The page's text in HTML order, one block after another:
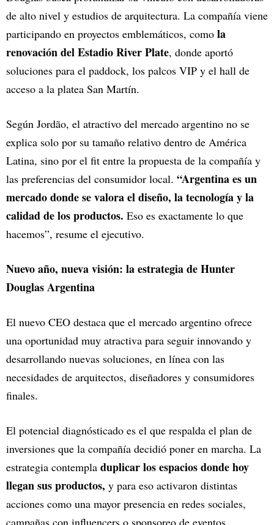
de alto nivel y estudios de arquitectura. La compañía viene
participando en proyectos emblemáticos, como la
renovación del Estadio River Plate, donde aportó
soluciones para el paddock, los palcos VIP y el hall de
acceso a la platea San Martín.
Según Jordão, el atractivo del mercado argentino no se
explica solo por su tamaño relativo dentro de América
Latina, sino por el fit entre la propuesta de la compañía y
las preferencias del consumidor local. “Argentina es un
mercado donde se valora el diseño, la tecnología y la
calidad de los productos. Eso es exactamente lo que
hacemos”, resume el ejecutivo.
Nuevo año, nueva visión: la estrategia de Hunter
Douglas Argentina
El nuevo CEO destaca que el mercado argentino ofrece
una oportunidad muy atractiva para seguir innovando y
desarrollando nuevas soluciones, en línea con las
necesidades de arquitectos, diseñadores y consumidores
finales.
El potencial diagnósticado es el que respalda el plan de
inversiones que la compañía decidió poner en marcha. La
estrategia contempla duplicar los espacios donde hoy
llegan sus productos, y para eso activaron distintas
acciones como una mayor presencia en redes sociales,
campañas con influencers o sponsoreo de eventos.